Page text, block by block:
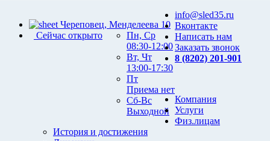
Череповец, Менделеева 10
Сейчас открыто
Пн, Ср
08:30-12:00
Вт, Чт
13:00-17:30
Пт
Приема нет
Сб-Вс
Выходной
info@sled35.ru
Вконтакте
Написать нам
Заказать звонок
8 (8202) 201-901
Компания
История и достижения
Услуги
Физ.лицам